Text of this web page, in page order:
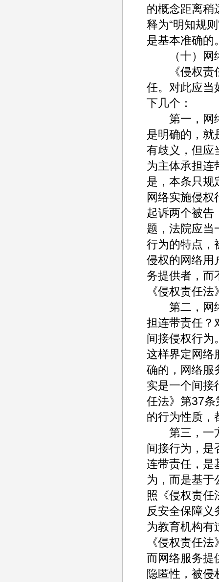
的概念距离稍
释为“明知规
是基本准确的
（十）网络
《侵权责任
任。对此应当
下几个：
第一，网络
是明确的，就
有歧义，但应
为主体承担连
是，本条只规
网络实施侵权
起诉两个被告
题，法院应当
行为的特点，
侵权的网络用
务提供者，而
《侵权责任
第二，网络
担连带责任？
间接侵权行为
这样界定网络
确的，网络服
实是一个间接
任法》第37
的行为性质，
第三，一方
间接行为，是
连带责任，是
为，而是基于
照《侵权责任
反安全保障义
为教育机构有
《侵权责任
而网络服务提
隐匿性，被侵